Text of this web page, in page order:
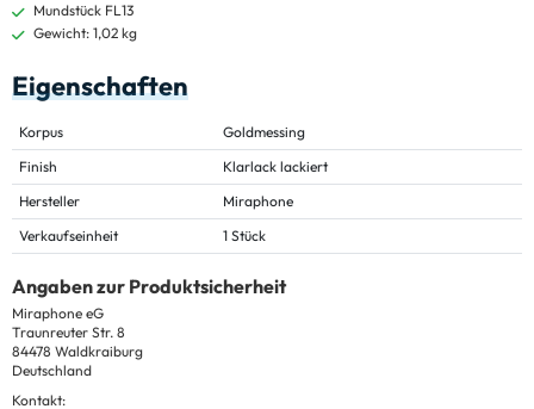
Mundstück FL13
Gewicht: 1,02 kg
Eigenschaften
Korpus
Goldmessing
Finish
Klarlack lackiert
Hersteller
Miraphone
Verkaufseinheit
1 Stück
Angaben zur Produktsicherheit
Miraphone eG
Traunreuter Str. 8
84478 Waldkraiburg
Deutschland
Kontakt: